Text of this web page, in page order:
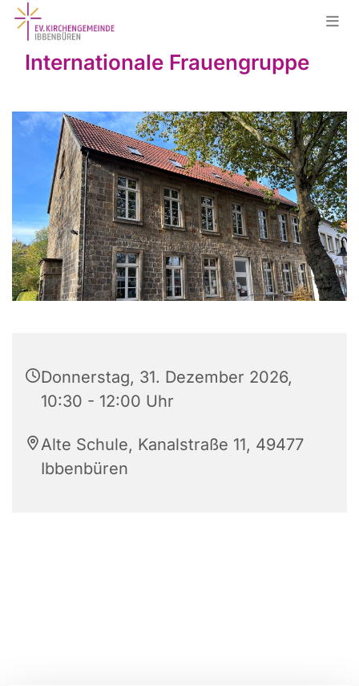
Internationale Frauengruppe
Donnerstag, 31. Dezember 2026,
10:30 - 12:00 Uhr
Alte Schule, Kanalstraße 11, 49477
Ibbenbüren